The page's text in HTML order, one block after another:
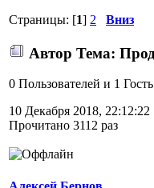
Страницы: [1] 2 Вниз
Автор Тема:
0 Пользователей и 1
10 Декабря 2018, 22:12:22
Прочитано 3112 раз